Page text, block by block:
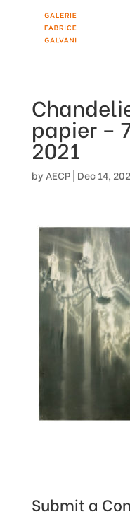
papier –
2021
by AECP| Dec 14,
Submit a